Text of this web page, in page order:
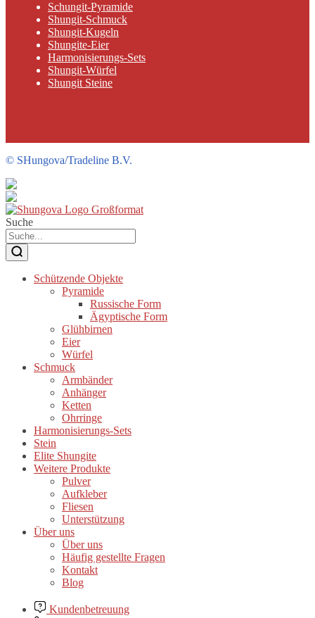
Schungit-Pyramide
Shungit-Schmuck
Shungit-Kugeln
Shungite-Eier
Harmonisierungs-Sets
Shungit-Würfel
Shungit Steine
© SHungova/Tradeline B.V.
Suche
Schützende Objekte
Pyramide
Russische Form
Ägyptische Form
Glühbirnen
Eier
Würfel
Schmuck
Armbänder
Anhänger
Ketten
Ohrringe
Harmonisierungs-Sets
Stein
Elite Shungite
Weitere Produkte
Pulver
Aufkleber
Fliesen
Unterstützung
Über uns
Über uns
Häufig gestellte Fragen
Kontakt
Blog
Kundenbetreuung